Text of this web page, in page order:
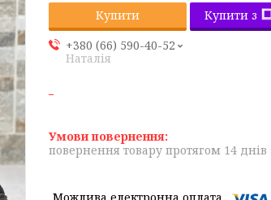
Купити
Купити з
+380 (66) 590-40-52
Наталія
повернення товару протягом 14 днів